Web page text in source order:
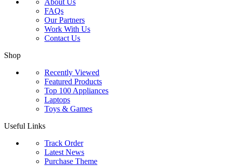
FAQs
Our Partners
Work With Us
Contact Us
Shop
Recently Viewed
Featured Products
Top 100 Appliances
Laptops
Toys & Games
Useful Links
Track Order
Latest News
Purchase Theme